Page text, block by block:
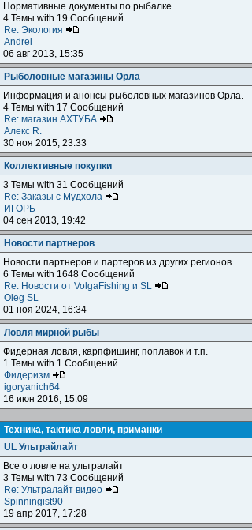
Нормативные документы по рыбалке
4 Темы with 19 Сообщений
Re: Экология
Andrei
06 авг 2013, 15:35
Рыболовные магазины Орла
Информация и анонсы рыболовных магазинов Орла.
4 Темы with 17 Сообщений
Re: магазин АХТУБА
Алекс R.
30 ноя 2015, 23:33
Коллективные покупки
3 Темы with 31 Сообщений
Re: Заказы с Мудхола
ИГОРЬ
04 сен 2013, 19:42
Новости партнеров
Новости партнеров и партеров из других регионов
6 Темы with 1648 Сообщений
Re: Новости от VolgaFishing и SL
Oleg SL
01 ноя 2024, 16:34
Ловля мирной рыбы
Фидерная ловля, карпфишинг, поплавок и т.п.
1 Темы with 1 Сообщений
Фидеризм
igoryanich64
16 июн 2016, 15:09
Техника, тактика ловли, приманки
UL Ультрайлайт
Все о ловле на ультралайт
3 Темы with 73 Сообщений
Re: Ультралайт видео
Spinningist90
19 апр 2017, 17:28